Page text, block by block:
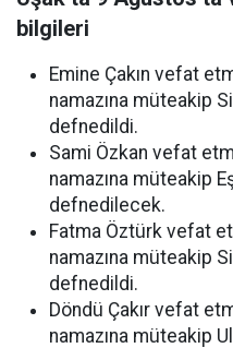
bilgileri
Emine Çakın vefat
namazına müteakip
defnedildi.
Sami Özkan vefat
namazına müteakip
defnedilecek.
Fatma Öztürk vefat
namazına müteakip
defnedildi.
Döndü Çakır vefat
namazına müteakip